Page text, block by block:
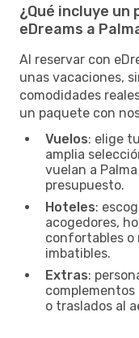
¿Qué incluye un
eDreams a
Al reservar con
unas vacaciones,
comodidades
un paquete con
Vuelos: elige
amplia
vuelan a
presupuesto.
Hoteles:
acogedores,
confortables o
imbatibles.
Extras:
o traslados al